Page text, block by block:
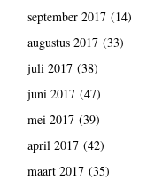
september 2017(14)
augustus 2017(33)
juli 2017(38)
juni 2017(47)
mei 2017(39)
april 2017(42)
maart 2017(35)